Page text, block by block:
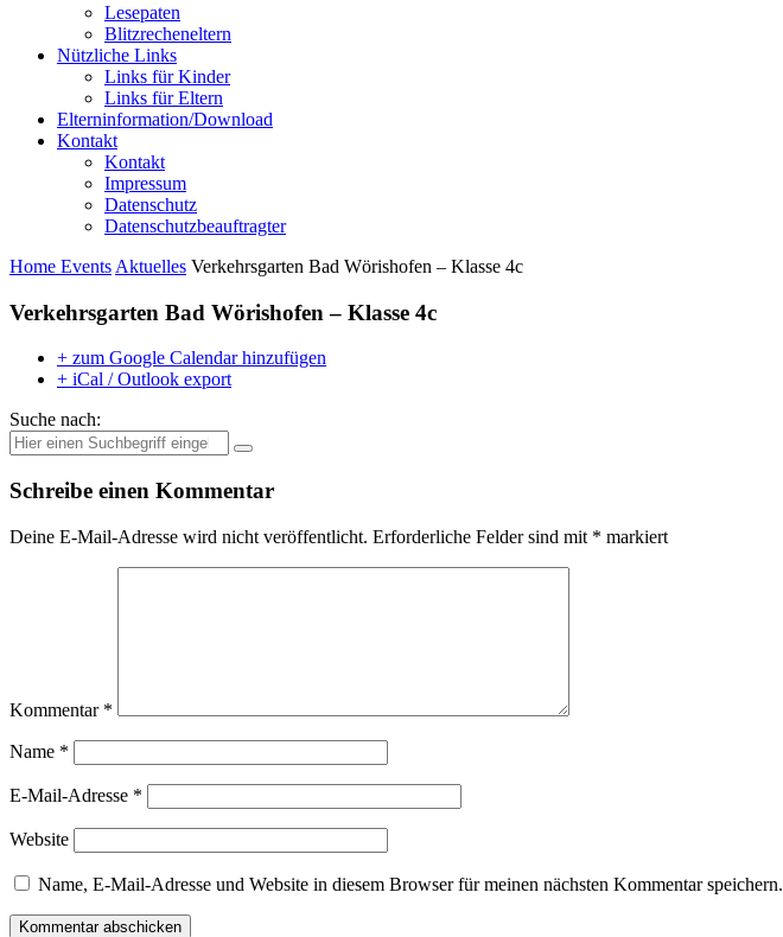
Lesepaten
Blitzrecheneltern
Nützliche Links
Links für Kinder
Links für Eltern
Elterninformation/Download
Kontakt
Kontakt
Impressum
Datenschutz
Datenschutzbeauftragter
Home Events Aktuelles Verkehrsgarten Bad Wörishofen – Klasse 4c
Verkehrsgarten Bad Wörishofen – Klasse 4c
+ zum Google Calendar hinzufügen
+ iCal / Outlook export
Suche nach:
Schreibe einen Kommentar
Deine E-Mail-Adresse wird nicht veröffentlicht. Erforderliche Felder sind mit * markiert
Kommentar *
Name *
E-Mail-Adresse *
Website
Name, E-Mail-Adresse und Website in diesem Browser für meinen nächsten Kommentar speichern.